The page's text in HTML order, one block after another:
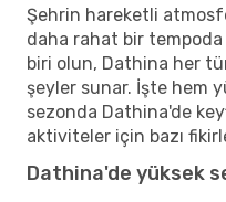
Şehrin hareketli
daha rahat bir
biri olun, Dathina her
şeyler sunar. İşte hem
sezonda Dathina'de
aktiviteler için bazı
Dathina'de yüksek